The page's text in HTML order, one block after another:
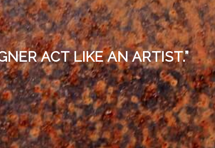
ACT LIKE AN ARTIST.”